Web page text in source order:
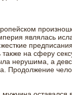
являлась
на сферу
нерушима, а
Продолжение